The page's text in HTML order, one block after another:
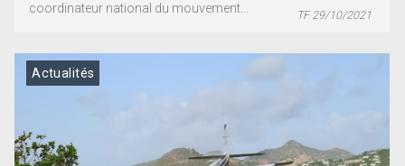
coordinateur national du mouvement...
TF 29/10/2021
Actualités